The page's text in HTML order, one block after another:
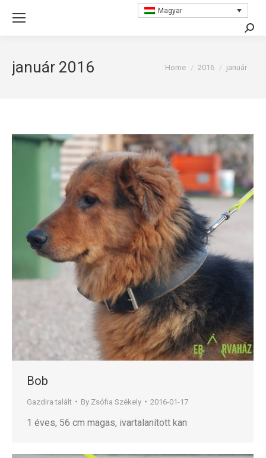
Magyar
január 2016 You are here:
Home 2016 január
Bob
Gazdira talált By Zsófia Székely 2016-01-17
1 éves, 56 cm magas, ivartalanított kan